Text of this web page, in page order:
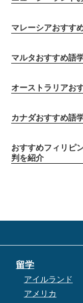
マレーシアおすす
マルタおすすめ語
オーストラリアお
カナダおすすめ語
おすすめフィリピ
判を紹介
留学
アイルランド
アメリカ